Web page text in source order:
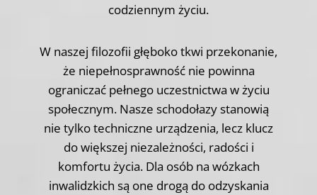
codziennym życiu.
W naszej filozofii głęboko tkwi przekonanie,
że niepełnosprawność nie powinna
ograniczać pełnego uczestnictwa w życiu
społecznym. Nasze schodołazy stanowią
nie tylko techniczne urządzenia, lecz klucz
do większej niezależności, radości i
komfortu życia. Dla osób na wózkach
inwalidzkich są one drogą do odzyskania